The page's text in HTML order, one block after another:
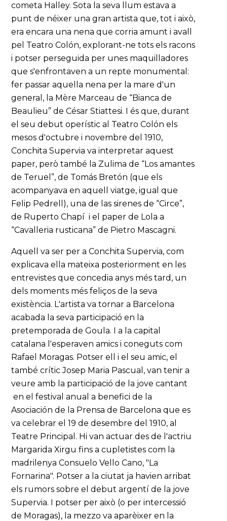
cometa Halley. Sota la seva llum estava a
punt de néixer una gran artista que, tot i això,
era encara una nena que corria amunt i avall
pel Teatro Colón, explorant-ne tots els racons
i potser perseguida per unes maquilladores
que s'enfrontaven a un repte monumental:
fer passar aquella nena per la mare d'un
general, la Mère Marceau de “Bianca de
Beaulieu” de César Stiattesi. I és que, durant
el seu debut operístic al Teatro Colón els
mesos d'octubre i novembre del 1910,
Conchita Supervia va interpretar aquest
paper, però també la Zulima de “Los amantes
de Teruel”, de Tomás Bretón (que els
acompanyava en aquell viatge, igual que
Felip Pedrell), una de las sirenes de “Circe”,
de Ruperto Chapí i el paper de Lola a
“Cavalleria rusticana” de Pietro Mascagni.
Aquell va ser per a Conchita Supervia, com
explicava ella mateixa posteriorment en les
entrevistes que concedia anys més tard, un
dels moments més feliços de la seva
existència. L'artista va tornar a Barcelona
acabada la seva participació en la
pretemporada de Goula. I a la capital
catalana l'esperaven amics i coneguts com
Rafael Moragas. Potser ell i el seu amic, el
també crític Josep Maria Pascual, van tenir a
veure amb la participació de la jove cantant
en el festival anual a benefici de la
Asociación de la Prensa de Barcelona que es
va celebrar el 19 de desembre del 1910, al
Teatre Principal. Hi van actuar des de l'actriu
Margarida Xirgu fins a cupletistes com la
madrilenya Consuelo Vello Cano, "La
Fornarina". Potser a la ciutat ja havien arribat
els rumors sobre el debut argentí de la jove
Supervia. I potser per això (o per intercessió
de Moragas), la mezzo va aparèixer en la